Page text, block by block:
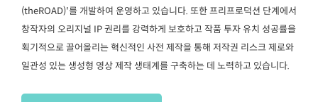
(theROAD)'를 개발하여 운영하고 있습니다. 또한 프리프로덕션 단계에서
창작자의 오리지널 IP 권리를 강력하게 보호하고 작품 투자 유치 성공률을
획기적으로 끌어올리는 혁신적인 사전 제작을 통해 저작권 리스크 제로와
일관성 있는 생성형 영상 제작 생태계를 구축하는 데 노력하고 있습니다.